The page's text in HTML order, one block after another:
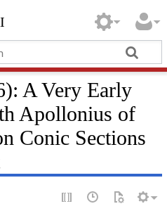
A Very Early
Apollonius of
Conic Sections